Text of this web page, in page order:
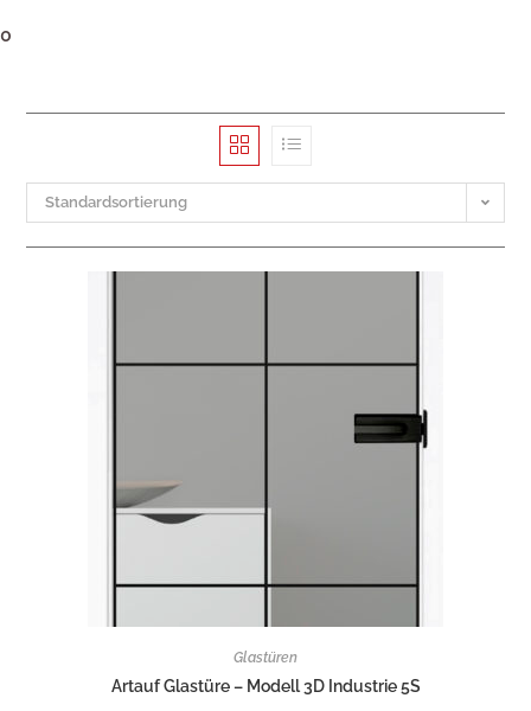
0
Standardsortierung
Glastüren
Artauf Glastüre – Modell 3D Industrie 5S